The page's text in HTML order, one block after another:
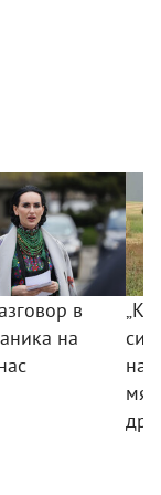
в
на
на